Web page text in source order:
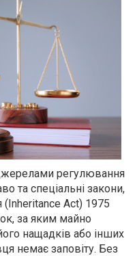
регулювання
та спеціальні закони,
Act) 1975
за яким майно
нащадків або інших
немає заповіту. Без